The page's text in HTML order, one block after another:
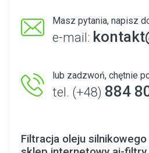
Masz pytania, napisz
e-mail:
lub zadzwoń, chętnie
tel. (+48) 884
Filtracja oleju